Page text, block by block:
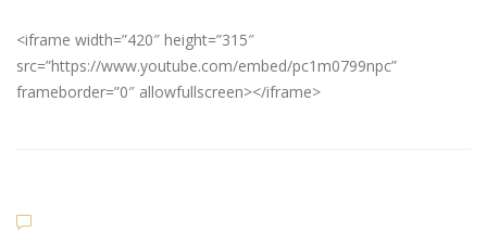
<iframe width=”420″ height=”315″
src=”https://www.youtube.com/embed/pc1m0799npc”
frameborder=”0″ allowfullscreen></iframe>